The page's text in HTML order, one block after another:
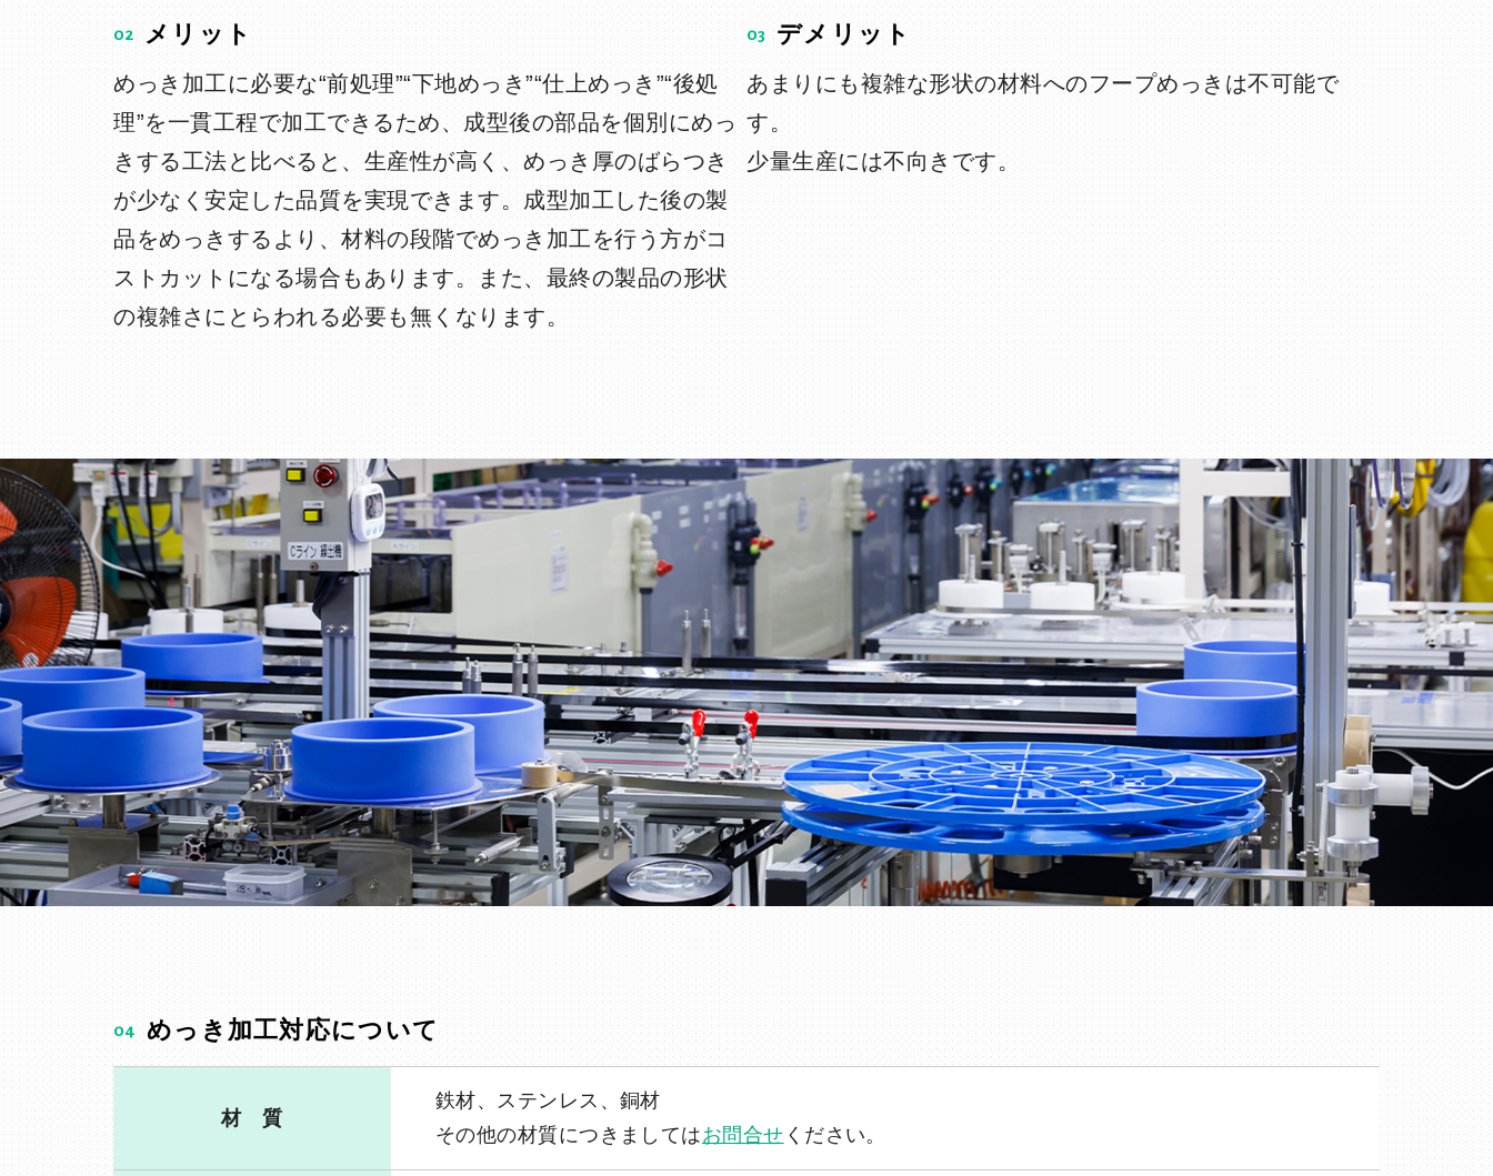
02 メリット
めっき加工に必要な“前処理”“下地めっき”“仕上めっき”“後処
理”を一貫工程で加工できるため、成型後の部品を個別にめっ
きする工法と比べると、生産性が高く、めっき厚のばらつき
が少なく安定した品質を実現できます。成型加工した後の製
品をめっきするより、材料の段階でめっき加工を行う方がコ
ストカットになる場合もあります。また、最終の製品の形状
の複雑さにとらわれる必要も無くなります。
03 デメリット
あまりにも複雑な形状の材料へのフープめっきは不可能で
す。
少量生産には不向きです。
04 めっき加工対応について
材 質
鉄材、ステンレス、銅材
その他の材質につきましてはお問合せ ください。